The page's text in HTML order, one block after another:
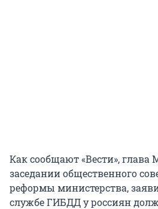
Как сообщают «Вести»,
заседании общественного
реформы министерства,
службе ГИБДД у россиян